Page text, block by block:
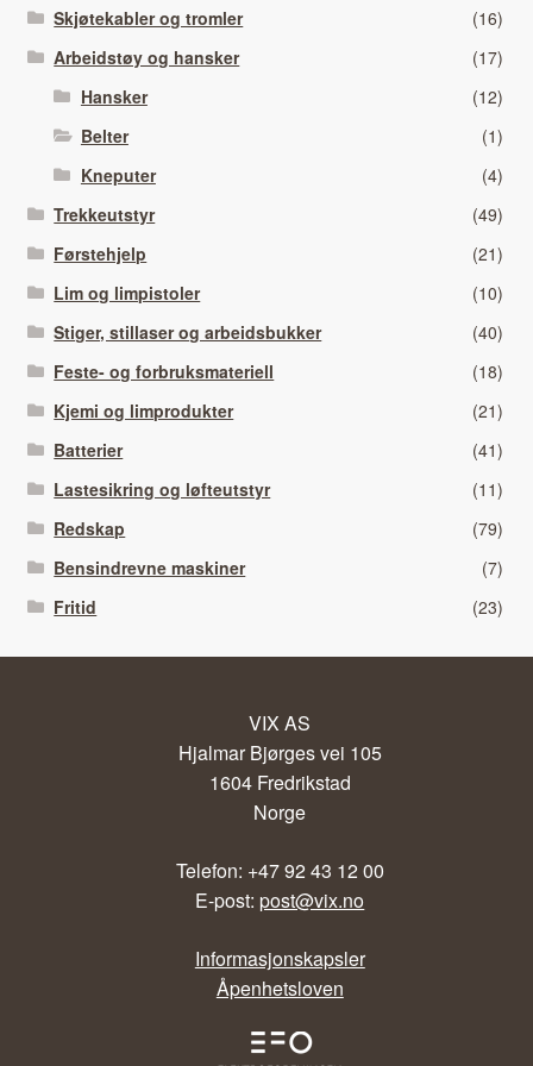
Skjøtekabler og tromler
(16)
Arbeidstøy og hansker
(17)
Hansker
(12)
Belter
(1)
Kneputer
(4)
Trekkeutstyr
(49)
Førstehjelp
(21)
Lim og limpistoler
(10)
Stiger, stillaser og arbeidsbukker
(40)
Feste- og forbruksmateriell
(18)
Kjemi og limprodukter
(21)
Batterier
(41)
Lastesikring og løfteutstyr
(11)
Redskap
(79)
Bensindrevne maskiner
(7)
Fritid
(23)
VIX AS
Hjalmar Bjørges vei 105
1604 Fredrikstad
Norge
Telefon: +47 92 43 12 00
E-post:post@vix.no
Informasjonskapsler
Åpenhetsloven